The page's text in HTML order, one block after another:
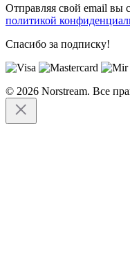
Отправляя свой email вы
политикой
Спасибо за подписку!
© 2026 Norstream. Все